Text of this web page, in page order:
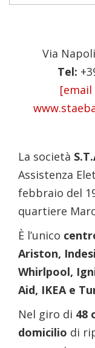
Via
Tel:
La società
Assistenza
febbraio del
quartiere
È l’unico
Ariston,
Whirlpool,
Aid, IKEA e
Nel giro di 48
domicilio di